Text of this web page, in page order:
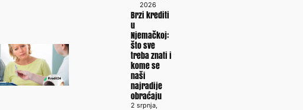
2026
Brzi krediti
u
Njemačkoj:
što sve
treba znati i
kome se
naši
najradije
obraćaju
2 srpnja,